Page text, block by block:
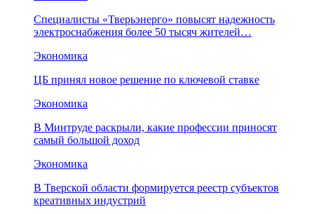
Специалисты «Тверьэнерго» повысят надежность
электроснабжения более 50 тысяч жителей…
Экономика
ЦБ принял новое решение по ключевой ставке
Экономика
В Минтруде раскрыли, какие профессии приносят
самый большой доход
Экономика
В Тверской области формируется реестр субъектов
креативных индустрий